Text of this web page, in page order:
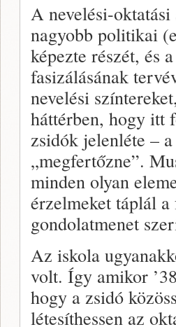
A nevelési-
nagyobb politikai
képezte részét, és
fasizálásának
nevelési
háttérben, hogy itt
zsidók jelenléte –
„megfertőzne”.
minden olyan
érzelmeket táplál
gondolatmenet
Az iskola
volt. Így amikor
hogy a zsidó
létesíthessen az